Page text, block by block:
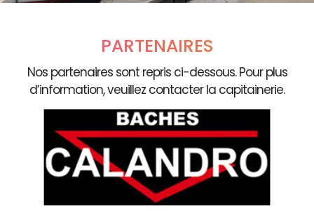
PARTENAIRES
Nos partenaires sont repris ci-dessous. Pour plus
d’information, veuillez contacter la capitainerie.